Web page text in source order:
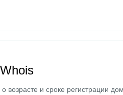
возрасте и сроке регистрации